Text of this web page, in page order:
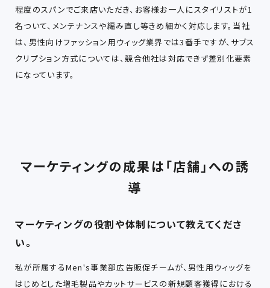
程度のスパンでご来店いただき、お客様お一人にスタイリストが1
名ついて、メンテナンスや編み直し等きめ細かく対応します。当社
は、男性向けファッション用ウィッグ業界では3番手ですが、サブス
クリプション方式については、競合他社は対応できず差別化要素
になっています。
マーケティングの成果は「店舗」への誘
導
マーケティングの役割や体制について教えてくださ
い。
私が所属するMen's事業部広告販促チームが、男性用ウィッグを
はじめとした増毛製品やカットサービスの新規顧客獲得における